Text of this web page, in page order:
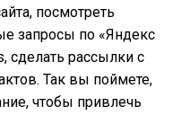
посмотреть
запросы по «Яндекс
сделать рассылки с
Так вы поймете,
чтобы привлечь